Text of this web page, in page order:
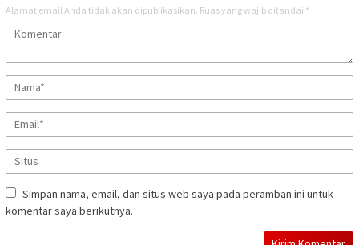
Alamat email Anda tidak akan dipublikasikan. Ruas yang wajib ditandai *
Simpan nama, email, dan situs web saya pada peramban ini untuk
komentar saya berikutnya.